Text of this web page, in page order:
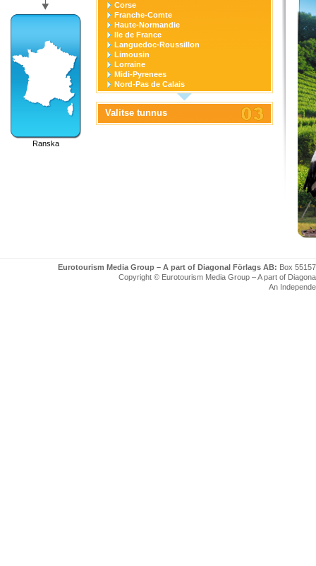
Ranska
Corse
Franche-Comte
Haute-Normandie
Ile de France
Languedoc-Roussillon
Limousin
Lorraine
Midi-Pyrenees
Nord-Pas de Calais
Pays de la Loire
Picardie
Poitou-Charentes
Provence-Alpes-Cote D'azur
Valitse tunnus
Eurotourism Media Group – A part of Diagonal Förlags AB: Box
Copyright © Eurotourism Media Group – A part of
An